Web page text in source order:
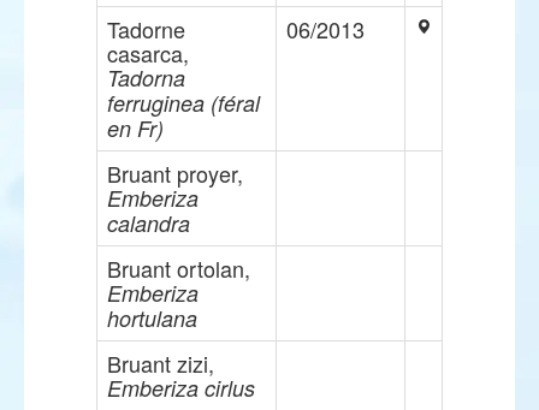
Tadorne
casarca,
Tadorna
ferruginea (féral
en Fr)
06/2013
Bruant proyer,
Emberiza
calandra
Bruant ortolan,
Emberiza
hortulana
Bruant zizi,
Emberiza cirlus